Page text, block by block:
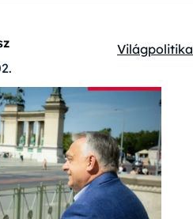
Kategóriák:
Világpolitika